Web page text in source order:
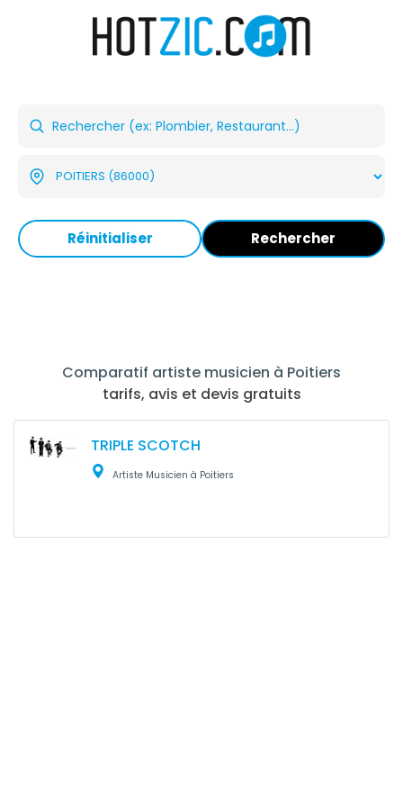
Réinitialiser Rechercher
Comparatif artiste musicien à Poitiers
tarifs, avis et devis gratuits
TRIPLE SCOTCH
Artiste Musicien à Poitiers